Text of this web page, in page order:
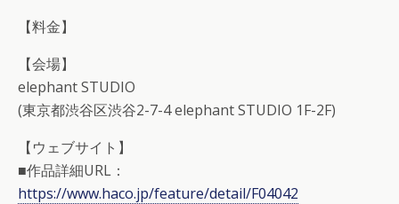
【料金】
【会場】
elephant STUDIO
(東京都渋谷区渋谷2-7-4 elephant STUDIO 1F-2F)
【ウェブサイト】
■作品詳細URL：
https://www.haco.jp/feature/detail/F04042